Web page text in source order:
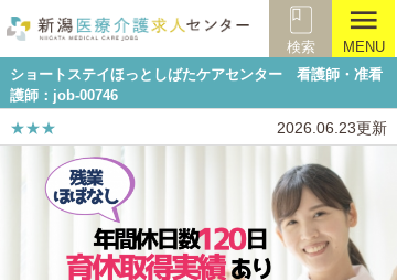
検索
menu
MENU
ショートステイほっとしばたケアセンター 看護師・准看
護師：job-00746
★★★ 2026.06.23更新